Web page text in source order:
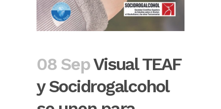
08 SepVisual TEAF
y Socidrogalcohol